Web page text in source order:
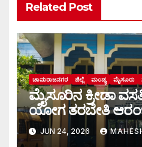
Related Post
ಚಾಮರಾಜನಗರ ಜಿಲ್ಲೆ ಮಂಡ್ಯ ಮೈಸೂರು
ಮೈಸೂರಿನ ಕ್ರೀಡಾ
ಯೋಗ ತರಬೇತಿ
JUN 24, 2026